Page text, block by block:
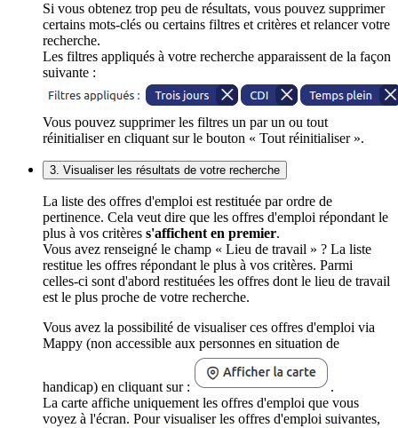
Si vous obtenez trop peu de résultats, vous pouvez supprimer
certains mots-clés ou certains filtres et critères et relancer votre
recherche.
Les filtres appliqués à votre recherche apparaissent de la façon
suivante :
Vous pouvez supprimer les filtres un par un ou tout
réinitialiser en cliquant sur le bouton « Tout réinitialiser ».
3. Visualiser les résultats de votre recherche
La liste des offres d'emploi est restituée par ordre de
pertinence. Cela veut dire que les offres d'emploi répondant le
plus à vos critères s'affichent en premier.
Vous avez renseigné le champ « Lieu de travail » ? La liste
restitue les offres répondant le plus à vos critères. Parmi
celles-ci sont d'abord restituées les offres dont le lieu de travail
est le plus proche de votre recherche.
Vous avez la possibilité de visualiser ces offres d'emploi via
Mappy (non accessible aux personnes en situation de
handicap) en cliquant sur :
.
La carte affiche uniquement les offres d'emploi que vous
voyez à l'écran. Pour visualiser les offres d'emploi suivantes,